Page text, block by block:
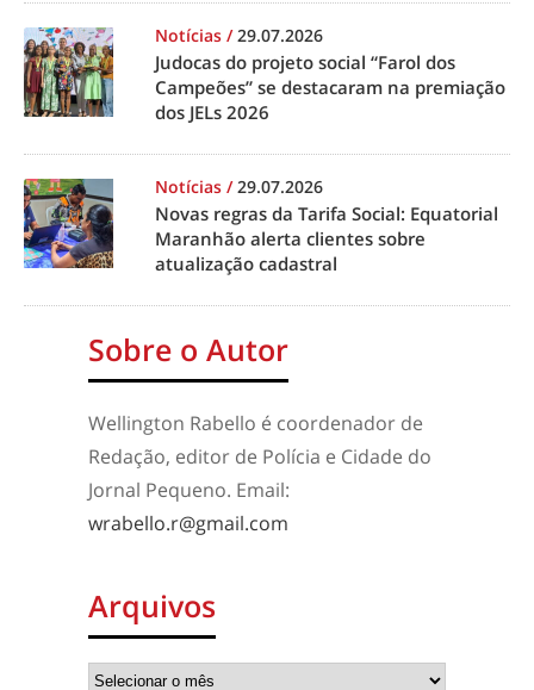
Notícias /29.07.2026
Judocas do projeto social “Farol dos
Campeões” se destacaram na premiação
dos JELs 2026
Notícias /29.07.2026
Novas regras da Tarifa Social: Equatorial
Maranhão alerta clientes sobre
atualização cadastral
Sobre o Autor
Wellington Rabello é coordenador de
Redação, editor de Polícia e Cidade do
Jornal Pequeno. Email:
wrabello.r@gmail.com
Arquivos